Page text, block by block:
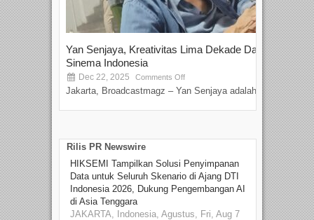
Yan Senjaya, Kreativitas Lima Dekade Dalam
Sinema Indonesia
Dec 22, 2025 Comments Off
Jakarta, Broadcastmagz – Yan Senjaya adalah...
Rilis PR Newswire
HIKSEMI Tampilkan Solusi Penyimpanan
Data untuk Seluruh Skenario di Ajang DTI
Indonesia 2026, Dukung Pengembangan AI
di Asia Tenggara
JAKARTA, Indonesia, Agustus, Fri, Aug 7